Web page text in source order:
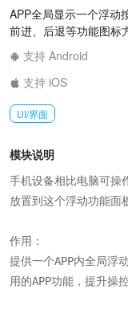
APP全局显示一个浮动
前进、后退等功能图标
支持 Android
支持 iOS
UI/界面
模块说明
手机设备相比电脑可操
放置到这个浮动功能面
作用：
提供一个APP内全局浮
用的APP功能，提升操